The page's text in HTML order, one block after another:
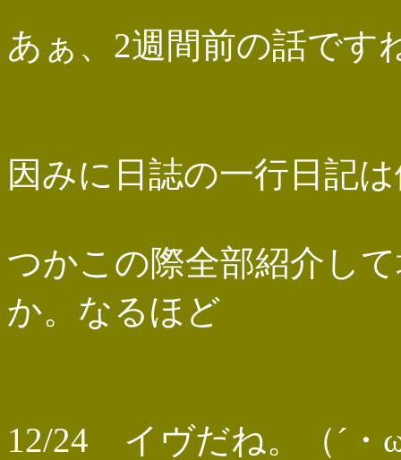
あぁ、2週間前の話です
因みに日誌の一行日記
つかこの際全部紹介し
か。なるほど
12/24 イヴだね。（´・